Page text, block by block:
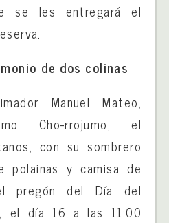
se les entregará el
de dos colinas
Manuel Mateo,
Cho-rrojumo, el
con su sombrero
y camisa de
pregón del Día del
el día 16 a las 11:00